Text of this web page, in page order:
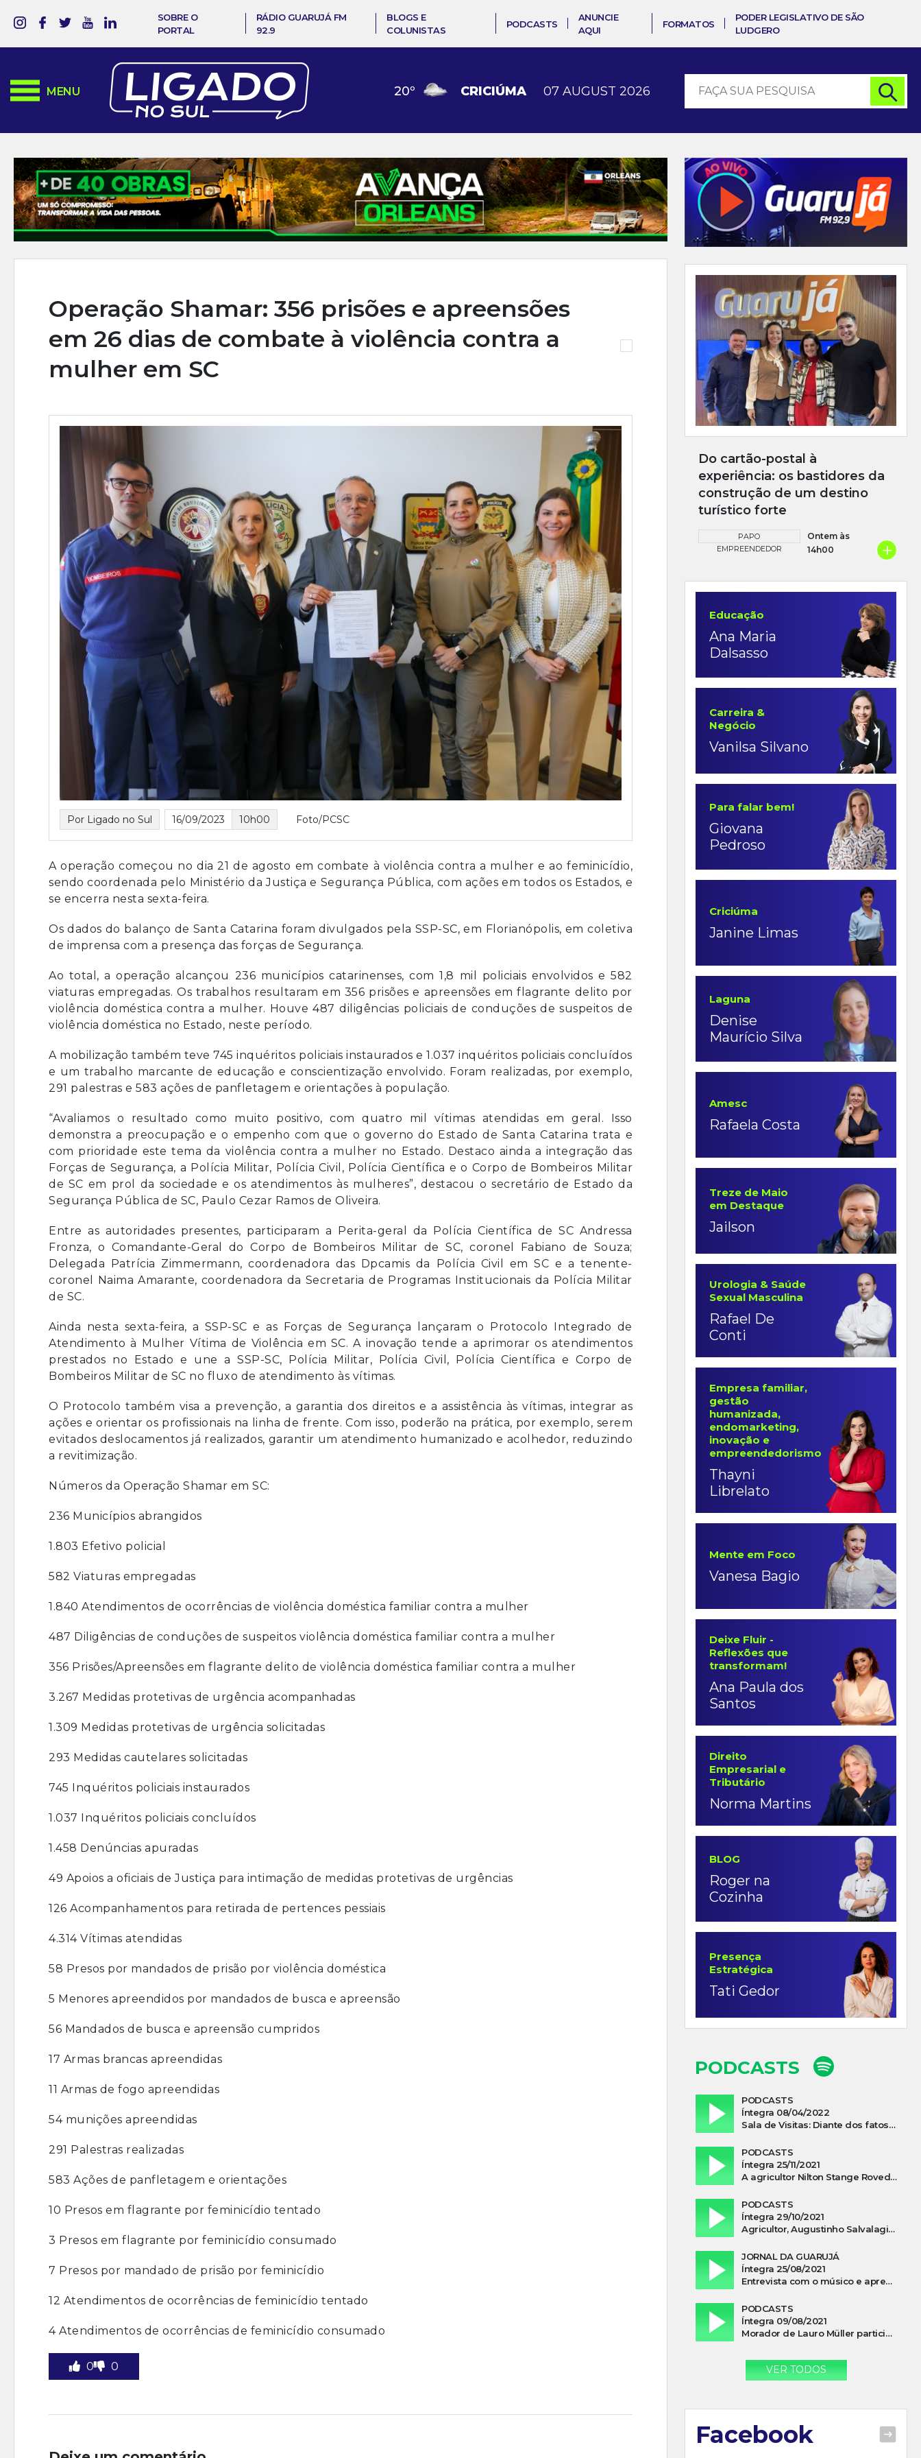
SOBRE O
PORTAL
RÁDIO GUARUJÁ FM
92.9
BLOGS E
COLUNISTAS
PODCASTS
ANUNCIE
AQUI
FORMATOS
PODER LEGISLATIVO DE SÃO
LUDGERO
MENU 20º CRICIÚMA 07 AUGUST 2026
Operação Shamar: 356 prisões e apreensões
em 26 dias de combate à violência contra a
mulher em SC
Por Ligado no Sul 16/09/2023 10h00 Foto/PCSC
A operação começou no dia 21 de agosto em combate à violência contra a mulher e ao feminicídio,
sendo coordenada pelo Ministério da Justiça e Segurança Pública, com ações em todos os Estados, e
se encerra nesta sexta-feira.
Os dados do balanço de Santa Catarina foram divulgados pela SSP-SC, em Florianópolis, em coletiva
de imprensa com a presença das forças de Segurança.
Ao total, a operação alcançou 236 municípios catarinenses, com 1,8 mil policiais envolvidos e 582
viaturas empregadas. Os trabalhos resultaram em 356 prisões e apreensões em flagrante delito por
violência doméstica contra a mulher. Houve 487 diligências policiais de conduções de suspeitos de
violência doméstica no Estado, neste período.
A mobilização também teve 745 inquéritos policiais instaurados e 1.037 inquéritos policiais concluídos
e um trabalho marcante de educação e conscientização envolvido. Foram realizadas, por exemplo,
291 palestras e 583 ações de panfletagem e orientações à população.
“Avaliamos o resultado como muito positivo, com quatro mil vítimas atendidas em geral. Isso
demonstra a preocupação e o empenho com que o governo do Estado de Santa Catarina trata e
com prioridade este tema da violência contra a mulher no Estado. Destaco ainda a integração das
Forças de Segurança, a Polícia Militar, Polícia Civil, Polícia Científica e o Corpo de Bombeiros Militar
de SC em prol da sociedade e os atendimentos às mulheres”, destacou o secretário de Estado da
Segurança Pública de SC, Paulo Cezar Ramos de Oliveira.
Entre as autoridades presentes, participaram a Perita-geral da Polícia Científica de SC Andressa
Fronza, o Comandante-Geral do Corpo de Bombeiros Militar de SC, coronel Fabiano de Souza;
Delegada Patrícia Zimmermann, coordenadora das Dpcamis da Polícia Civil em SC e a tenente-
coronel Naima Amarante, coordenadora da Secretaria de Programas Institucionais da Polícia Militar
de SC.
Ainda nesta sexta-feira, a SSP-SC e as Forças de Segurança lançaram o Protocolo Integrado de
Atendimento à Mulher Vítima de Violência em SC. A inovação tende a aprimorar os atendimentos
prestados no Estado e une a SSP-SC, Polícia Militar, Polícia Civil, Polícia Científica e Corpo de
Bombeiros Militar de SC no fluxo de atendimento às vítimas.
O Protocolo também visa a prevenção, a garantia dos direitos e a assistência às vítimas, integrar as
ações e orientar os profissionais na linha de frente. Com isso, poderão na prática, por exemplo, serem
evitados deslocamentos já realizados, garantir um atendimento humanizado e acolhedor, reduzindo
a revitimização.
Números da Operação Shamar em SC:
236 Municípios abrangidos
1.803 Efetivo policial
582 Viaturas empregadas
1.840 Atendimentos de ocorrências de violência doméstica familiar contra a mulher
487 Diligências de conduções de suspeitos violência doméstica familiar contra a mulher
356 Prisões/Apreensões em flagrante delito de violência doméstica familiar contra a mulher
3.267 Medidas protetivas de urgência acompanhadas
1.309 Medidas protetivas de urgência solicitadas
293 Medidas cautelares solicitadas
745 Inquéritos policiais instaurados
1.037 Inquéritos policiais concluídos
1.458 Denúncias apuradas
49 Apoios a oficiais de Justiça para intimação de medidas protetivas de urgências
126 Acompanhamentos para retirada de pertences pessiais
4.314 Vítimas atendidas
58 Presos por mandados de prisão por violência doméstica
5 Menores apreendidos por mandados de busca e apreensão
56 Mandados de busca e apreensão cumpridos
17 Armas brancas apreendidas
11 Armas de fogo apreendidas
54 munições apreendidas
291 Palestras realizadas
583 Ações de panfletagem e orientações
10 Presos em flagrante por feminicídio tentado
3 Presos em flagrante por feminicídio consumado
7 Presos por mandado de prisão por feminicídio
12 Atendimentos de ocorrências de feminicídio tentado
4 Atendimentos de ocorrências de feminicídio consumado
0 0
Do cartão-postal à
experiência: os bastidores da
construção de um destino
turístico forte
PAPO
EMPREENDEDOR
Ontem às
14h00
+
Educação
Ana Maria
Dalsasso
Carreira &
Negócio
Vanilsa Silvano
Para falar bem!
Giovana
Pedroso
Criciúma
Janine Limas
Laguna
Denise
Maurício Silva
Amesc
Rafaela Costa
Treze de Maio
em Destaque
Jailson
Urologia & Saúde
Sexual Masculina
Rafael De
Conti
Empresa familiar,
gestão
humanizada,
endomarketing,
inovação e
empreendedorismo
Thayni
Librelato
Mente em Foco
Vanesa Bagio
Deixe Fluir -
Reflexões que
transformam!
Ana Paula dos
Santos
Direito
Empresarial e
Tributário
Norma Martins
BLOG
Roger na
Cozinha
Presença
Estratégica
Tati Gedor
PODCASTS
PODCASTS
Íntegra 08/04/2022
Sala de Visitas: Diante dos fatos que influenciam a economia o que podemos esperar de 2022
PODCASTS
Íntegra 25/11/2021
A agricultor Nilton Stange Roveda, afirma ter recebido ajuda espiritual durante acidente
PODCASTS
Íntegra 29/10/2021
Agricultor, Augustinho Salvalagio, relata sobre aparição do Cavaleiro Negro no Rio das Furnas
JORNAL DA GUARUJÁ
Íntegra 25/08/2021
Entrevista com o músico e apresentador, Lismael Ferrareis, no Cidade e Campo
PODCASTS
Íntegra 09/08/2021
Morador de Lauro Müller participa de motociata em apoio a Bolsonaro
VER TODOS
Facebook